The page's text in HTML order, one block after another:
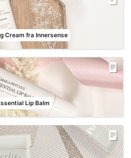
Cream fra Innersense
Lip Balm